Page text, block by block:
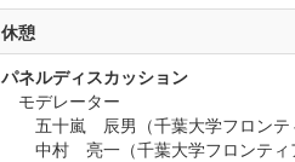
休憩
パネルディスカッション
モデレーター
五十嵐 辰男（千葉大学フロンテ
中村 亮一（千葉大学フロンティ